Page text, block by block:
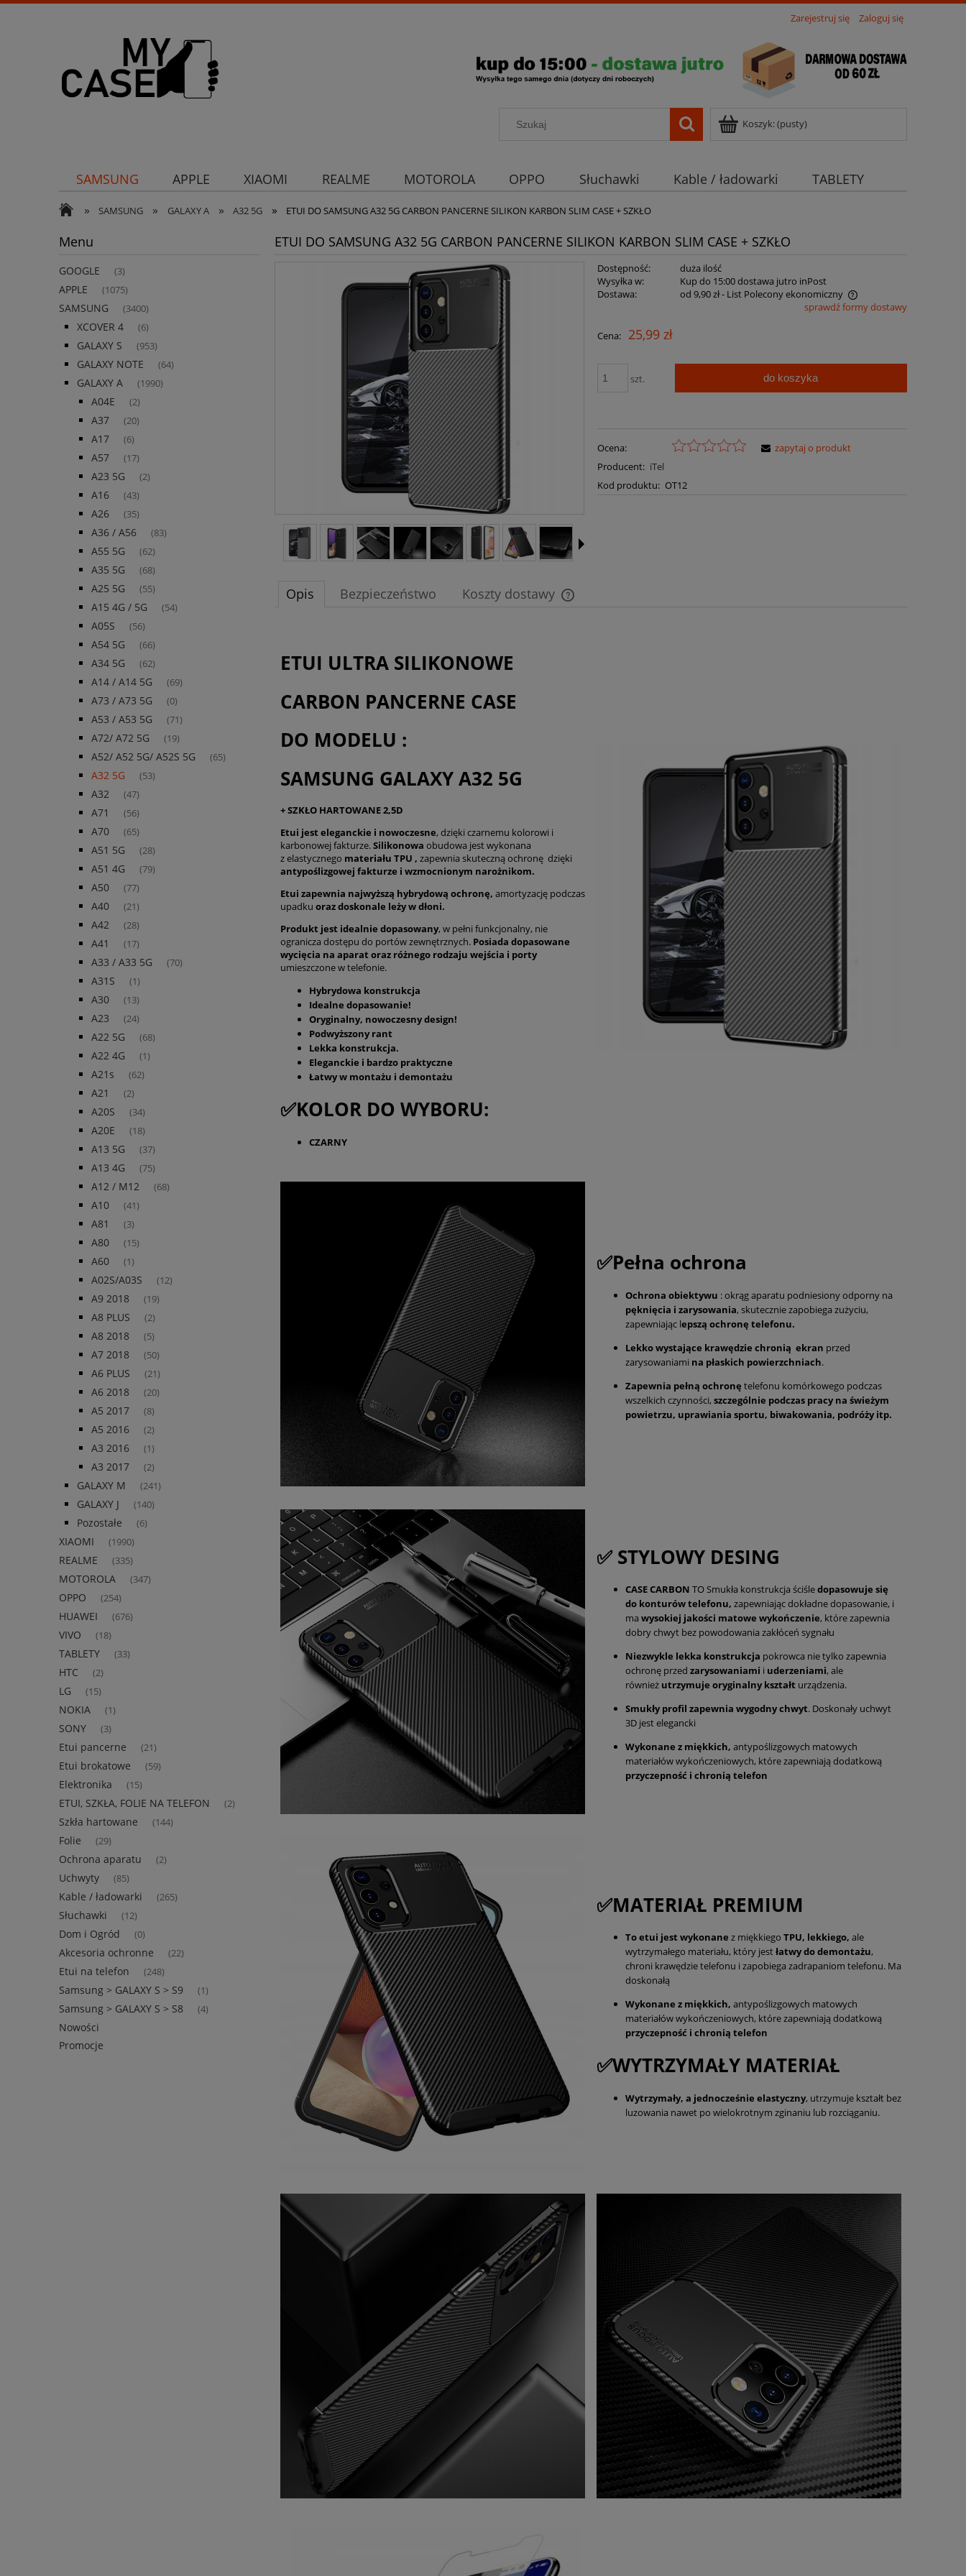
Zarejestruj się Zaloguj się
Koszyk:(pusty)
SAMSUNG APPLE XIAOMI REALME MOTOROLA OPPO Słuchawki Kable / ładowarki
TABLETY
Uchwyty
Ochrona aparatu Ochrona aparatu Strona główna
» SAMSUNG » GALAXY A » A32 5G » ETUI DO SAMSUNG A32 5G CARBON PANCERNE SILIKON KARBON SLIM CASE + SZKŁO
Menu
GOOGLE (3)
APPLE (1075)
SAMSUNG (3400)
XCOVER 4 (6)
GALAXY S (953)
GALAXY NOTE (64)
GALAXY A (1990)
A04E (2)
A37 (20)
A17 (6)
A57 (17)
A23 5G (2)
A16 (43)
A26 (35)
A36 / A56 (83)
A55 5G (62)
A35 5G (68)
A25 5G (55)
A15 4G / 5G (54)
A05S (56)
A54 5G (66)
A34 5G (62)
A14 / A14 5G (69)
A73 / A73 5G (0)
A53 / A53 5G (71)
A72/ A72 5G (19)
A52/ A52 5G/ A52S 5G (65)
A32 5G (53)
A32 (47)
A71 (56)
A70 (65)
A51 5G (28)
A51 4G (79)
A50 (77)
A40 (21)
A42 (28)
A41 (17)
A33 / A33 5G (70)
A31S (1)
A30 (13)
A23 (24)
A22 5G (68)
A22 4G (1)
A21s (62)
A21 (2)
A20S (34)
A20E (18)
A13 5G (37)
A13 4G (75)
A12 / M12 (68)
A10 (41)
A81 (3)
A80 (15)
A60 (1)
A02S/A03S (12)
A9 2018 (19)
A8 PLUS (2)
A8 2018 (5)
A7 2018 (50)
A6 PLUS (21)
A6 2018 (20)
A5 2017 (8)
A5 2016 (2)
A3 2016 (1)
A3 2017 (2)
GALAXY M (241)
GALAXY J (140)
Pozostałe (6)
XIAOMI (1990)
REALME (335)
MOTOROLA (347)
OPPO (254)
HUAWEI (676)
VIVO (18)
TABLETY (33)
HTC (2)
LG (15)
NOKIA (1)
SONY (3)
Etui pancerne (21)
Etui brokatowe (59)
Elektronika (15)
ETUI, SZKŁA, FOLIE NA TELEFON (2)
Szkła hartowane (144)
Folie (29)
Ochrona aparatu (2)
Uchwyty (85)
Kable / ładowarki (265)
Słuchawki (12)
Dom i Ogród (0)
Akcesoria ochronne (22)
Etui na telefon (248)
Samsung > GALAXY S > S9 (1)
Samsung > GALAXY S > S8 (4)
Nowości
Promocje
ETUI DO SAMSUNG A32 5G CARBON PANCERNE SILIKON KARBON SLIM CASE + SZKŁO
Dostępność:
duża ilość
Wysyłka w:
Kup do 15:00 dostawa jutro inPost
Dostawa:
od 9,90 zł- List Polecony ekonomiczny
płatności
sprawdź formy dostawy
Cena: 25,99 zł
szt. do koszyka
Ocena:
Producent: iTel
Kod produktu: OT12
zapytaj o produkt
Opis Bezpieczeństwo Koszty dostawy
ETUI ULTRA SILIKONOWE
CARBON PANCERNE CASE
DO MODELU :
SAMSUNG GALAXY A32 5G
+ SZKŁO HARTOWANE 2,5D
Etui jest eleganckie i nowoczesne, dzięki czarnemu kolorowi i
karbonowej fakturze.Silikonowa obudowa jest wykonana
zelastycznego materiału TPU , zapewnia skuteczną ochronę dzięki
antypoślizgowej fakturze i wzmocnionym narożnikom.
Etui zapewnia najwyższą hybrydową ochronę, amortyzację podczas
upadku oraz doskonale leży w dłoni.
Produkt jest idealnie dopasowany, w pełni funkcjonalny, nie
ogranicza dostępu do portów zewnętrznych. Posiada dopasowane
wycięcia na aparat oraz różnego rodzaju wejścia i porty
umieszczone w telefonie.
Hybrydowa konstrukcja
Idealne dopasowanie!
Oryginalny, nowoczesny design!
Podwyższony rant
Lekka konstrukcja.
Eleganckie i bardzo praktyczne
Łatwy w montażu i demontażu
✅KOLOR DO WYBORU:
CZARNY
✅Pełna ochrona
Ochrona obiektywu : okrąg aparatu podniesiony odporny na
pęknięcia i zarysowania, skutecznie zapobiega zużyciu,
zapewniając lepszą ochronę telefonu.
Lekko wystające krawędzie chronią ekran przed
zarysowaniami na płaskich powierzchniach.
Zapewnia pełną ochronę telefonu komórkowego podczas
wszelkich czynności, szczególnie podczas pracy na świeżym
powietrzu, uprawiania sportu, biwakowania, podróży itp.
✅ STYLOWY DESING
CASE CARBON TO Smukła konstrukcja ściśledopasowuje się
do konturów telefonu, zapewniając dokładne dopasowanie, i
ma wysokiej jakości matowe wykończenie, które zapewnia
dobry chwyt bez powodowania zakłóceń sygnału
Niezwykle lekka konstrukcja pokrowca nie tylko zapewnia
ochronę przed zarysowaniami i uderzeniami, ale
również utrzymuje oryginalny kształt urządzenia.
Smukły profil zapewnia wygodny chwyt. Doskonały uchwyt
3D jest elegancki
Wykonane z miękkich, antypoślizgowych matowych
materiałów wykończeniowych, które zapewniają dodatkową
przyczepność i chronią telefon
✅MATERIAŁ PREMIUM
To etui jest wykonane z miękkiego TPU, lekkiego, ale
wytrzymałego materiału, który jestłatwy do demontażu,
chroni krawędzie telefonu i zapobiega zadrapaniom telefonu. Ma
doskonałą
Wykonane z miękkich, antypoślizgowych matowych
materiałów wykończeniowych, które zapewniają dodatkową
przyczepność i chronią telefon
✅WYTRZYMAŁY MATERIAŁ
Wytrzymały, a jednocześnie elastyczny, utrzymuje kształt bez
luzowania nawet po wielokrotnym zginaniu lub rozciąganiu.